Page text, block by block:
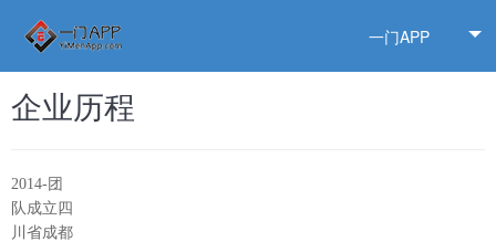
一门APP
企业历程
2014-团
队成立四
川省成都